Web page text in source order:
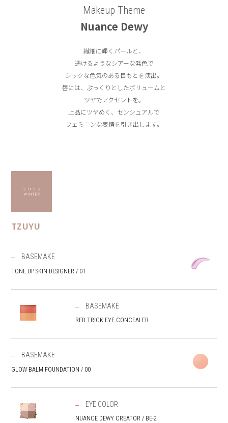
Makeup Theme
Nuance Dewy
繊細に輝くパールと、
透けるようなシアーな発色で
シックな色気のある目もとを演出。
唇には、ぷっくりとしたボリュームと
ツヤでアクセントを。
上品にツヤめく、センシュアルで
フェミニンな表情を引き出します。
TZUYU
BASEMAKE
TONE UP SKIN DESIGNER / 01
BASEMAKE
RED TRICK EYE CONCEALER
BASEMAKE
GLOW BALM FOUNDATION / 00
EYE COLOR
NUANCE DEWY CREATOR / BE-2